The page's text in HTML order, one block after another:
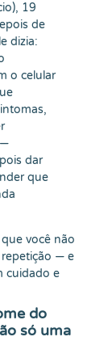
19
de
dizia:
o celular
dar
que
você não
— e
cuidado e
do
só uma